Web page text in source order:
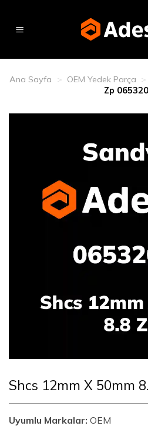
content
Ana Sayfa > OEM Yedek Parça >
Zp
Shcs 12mm X 50mm
Uyumlu Markalar: OEM